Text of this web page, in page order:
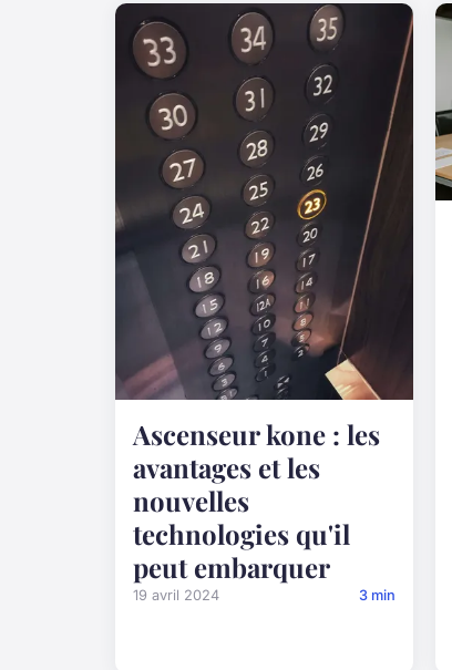
Ascenseur kone : les
avantages et les
nouvelles
technologies qu'il
peut embarquer
19 avril 2024 3 min